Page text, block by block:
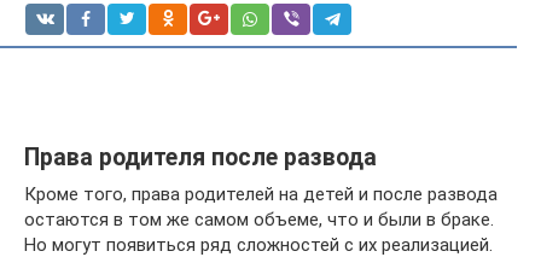
Права родителя после развода
Кроме того, права родителей на детей и после развода
остаются в том же самом объеме, что и были в браке.
Но могут появиться ряд сложностей с их реализацией.